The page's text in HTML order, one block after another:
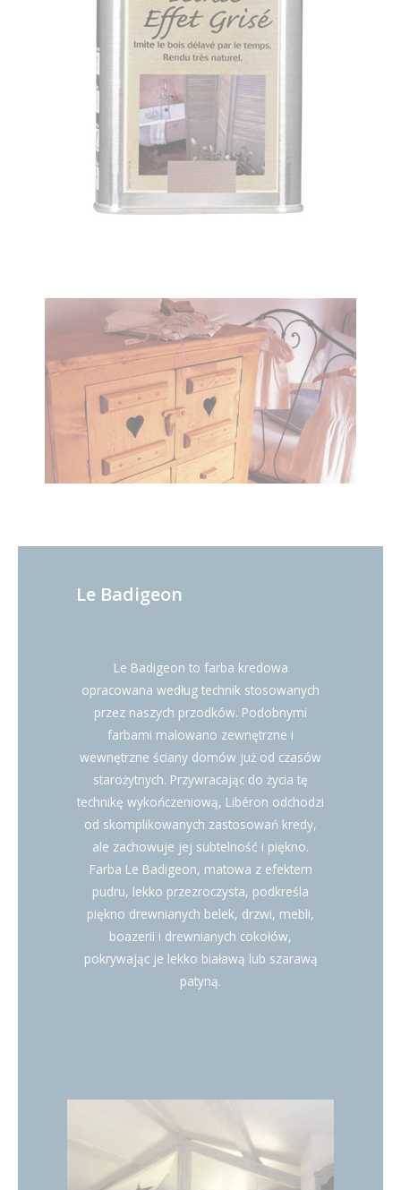
Le Badigeon
Le Badigeon to farba kredowa
opracowana według technik stosowanych
przez naszych przodków. Podobnymi
farbami malowano zewnętrzne i
wewnętrzne ściany domów już od czasów
starożytnych. Przywracając do życia tę
technikę wykończeniową, Libéron odchodzi
od skomplikowanych zastosowań kredy,
ale zachowuje jej subtelność i piękno.
Farba Le Badigeon, matowa z efektem
pudru, lekko przezroczysta, podkreśla
piękno drewnianych belek, drzwi, mebli,
boazerii i drewnianych cokołów,
pokrywając je lekko białawą lub szarawą
patyną.